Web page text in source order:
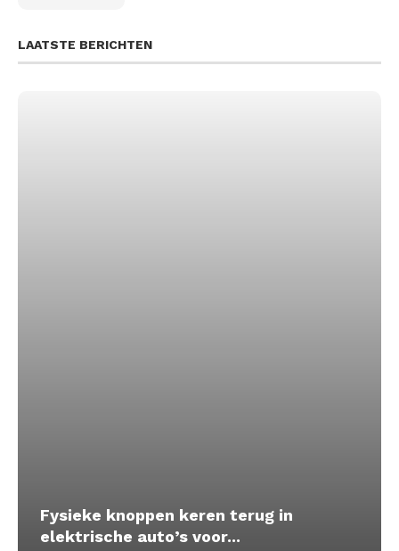
LAATSTE BERICHTEN
Fysieke knoppen keren terug in
elektrische auto’s voor...